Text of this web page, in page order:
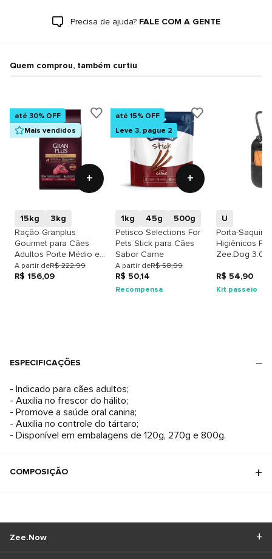
Precisa de ajuda? FALE COM A GENTE
Quem comprou, também curtiu
até 30% OFF
Mais vendidos
+
15kg
3kg
Ração Granplus
Gourmet para Cães
Adultos Porte Médio e
Grande sabor Ovelha e
Arroz
A partir deR$ 222,99
R$ 156,09
até 15% OFF
Leve 3, pague 2
+
1kg 45g
500g
Petisco Selections For
Pets Stick para Cães
Sabor Carne
A partir deR$ 58,99
R$ 50,14
Recompensa
U
Porta-
Higiênicos
Zee.Dog 3.0
R$ 54,90
Kit passeio
ESPECIFICAÇÕES
- Indicado para cães adultos;
- Auxilia no frescor do hálito;
- Promove a saúde oral canina;
- Auxilia no controle do tártaro;
- Disponível em embalagens de 120g, 270g e 800g.
COMPOSIÇÃO
Zee.Now